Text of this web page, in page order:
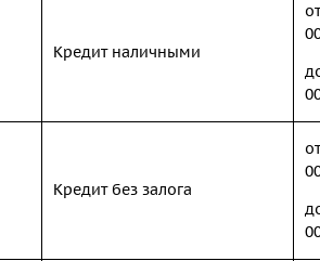
Кредит наличными
Кредит без залога